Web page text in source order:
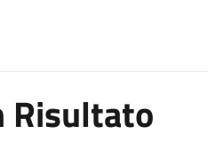
di ricerca
Risultato